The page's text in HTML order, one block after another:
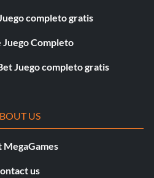
completo gratis
Juego Completo
Juego completo gratis
US
MegaGames
us